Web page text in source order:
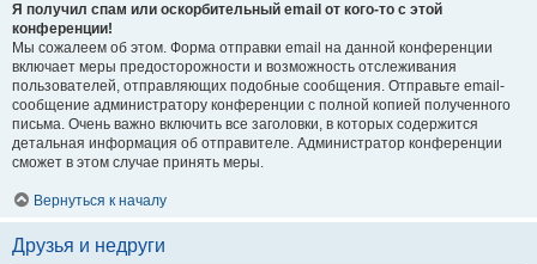
Я получил спам или оскорбительный email от кого-то с этой
конференции!
Мы сожалеем об этом. Форма отправки email на данной конференции
включает меры предосторожности и возможность отслеживания
пользователей, отправляющих подобные сообщения. Отправьте email-
сообщение администратору конференции с полной копией полученного
письма. Очень важно включить все заголовки, в которых содержится
детальная информация об отправителе. Администратор конференции
сможет в этом случае принять меры.
Вернуться к началу
Друзья и недруги